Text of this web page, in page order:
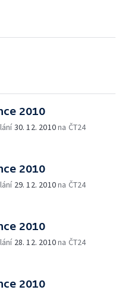
2010
30. 12. 2010na ČT24
2010
29. 12. 2010na ČT24
2010
28. 12. 2010na ČT24
2010